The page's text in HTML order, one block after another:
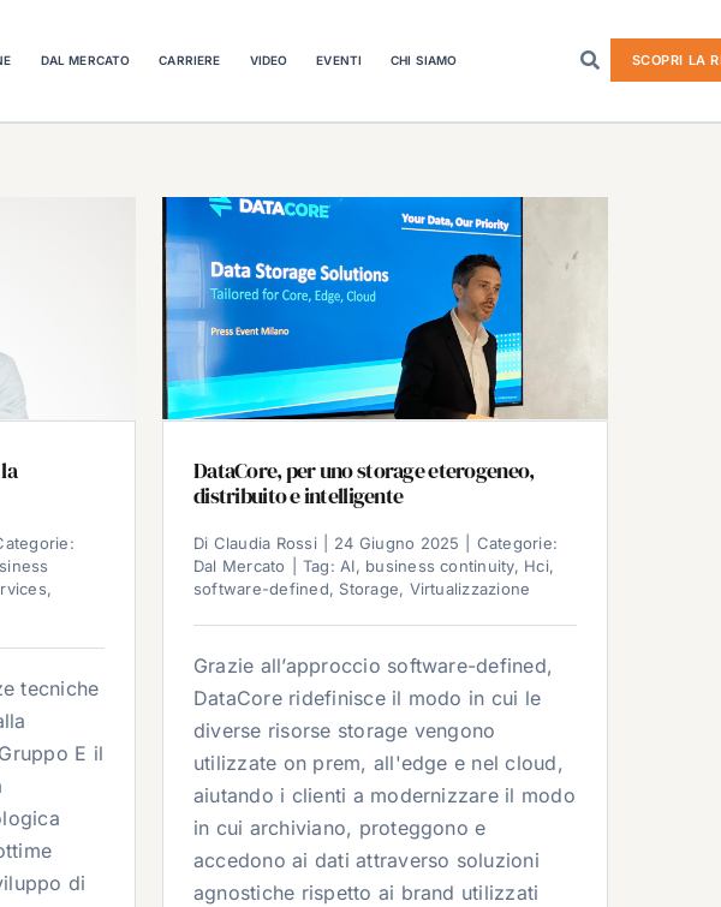
DAL MERCATO CARRIERE VIDEO EVENTI CHI SIAMO SCOPRI LA
,
tecniche
E il
di
DataCore, per uno storage eterogeneo,
distribuito e intelligente
Di Claudia Rossi 24 Giugno 2025
Categorie:
Dal Mercato
Tag:AI, business continuity, Hci,
software-defined, Storage, Virtualizzazione
Grazie all’approccio software-defined,
DataCore ridefinisce il modo in cui le
diverse risorse storage vengono
utilizzate on prem, all'edge e nel cloud,
aiutando i clienti a modernizzare il modo
in cui archiviano, proteggono e
accedono ai dati attraverso soluzioni
agnostiche rispetto ai brand utilizzati